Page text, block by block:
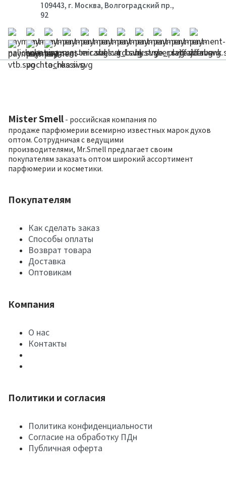
109443, г. Москва, Волгоградский пр.,
92
Mister Smell - российская компания по
продаже парфюмерии всемирно известных марок духов
оптом. Сотрудничая с ведущими
производителями, Mr.Smell предлагает своим
покупателям заказать оптом широкий ассортимент
парфюмерии и косметики.
Покупателям
Как сделать заказ
Способы оплаты
Возврат товара
Доставка
Оптовикам
Компания
О нас
Контакты
Политики и согласия
Политика конфиденциальности
Согласие на обработку ПДн
Публичная оферта